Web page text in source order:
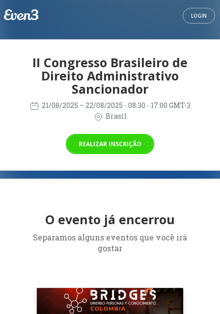
LOGIN
II Congresso Brasileiro de
Direito Administrativo
Sancionador
21/08/2025 – 22/08/2025 - 08:30 - 17:00 GMT-3
Brasil
REALIZAR INSCRIÇÃO
O evento já encerrou
Separamos alguns eventos que você irá
gostar